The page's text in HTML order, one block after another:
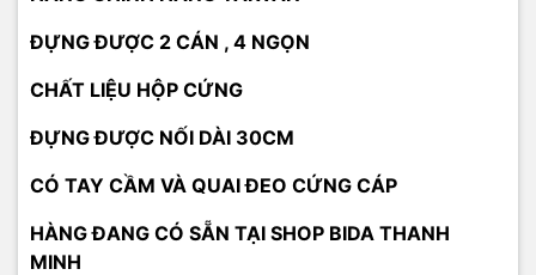
ĐỰNG ĐƯỢC 2 CÁN , 4 NGỌN
CHẤT LIỆU HỘP CỨNG
ĐỰNG ĐƯỢC NỐI DÀI 30CM
CÓ TAY CẦM VÀ QUAI ĐEO CỨNG CÁP
HÀNG ĐANG CÓ SẴN TẠI SHOP BIDA THANH
MINH